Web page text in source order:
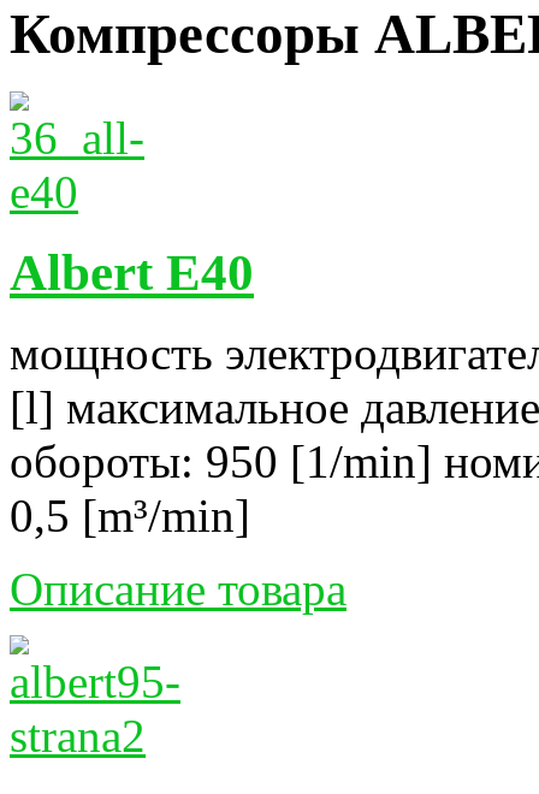
Компрессоры
Albert E40
мощность
[l] максимальное
обороты: 950 [1/min]
0,5 [m³/min]
Описание товара